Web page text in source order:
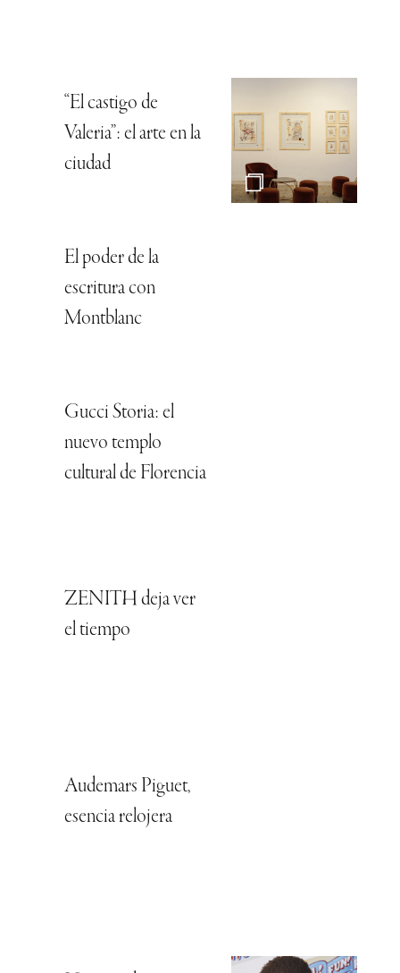
“El castigo de
Valeria”: el arte en la
ciudad
El poder de la
escritura con
Montblanc
Gucci Storia: el
nuevo templo
cultural de Florencia
ZENITH deja ver
el tiempo
Audemars Piguet,
esencia relojera